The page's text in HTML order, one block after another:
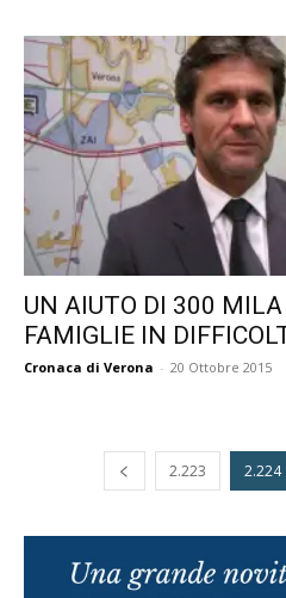
UN AIUTO DI 300 MILA
FAMIGLIE IN
Cronaca di Verona - 20 Ottobre 2015
2.223 2.224